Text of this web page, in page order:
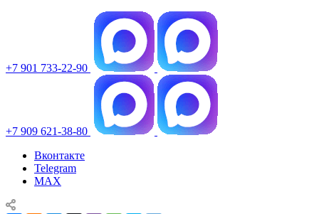
+7 901 733-22-90
+7 909 621-38-80
Вконтакте
Telegram
MAX